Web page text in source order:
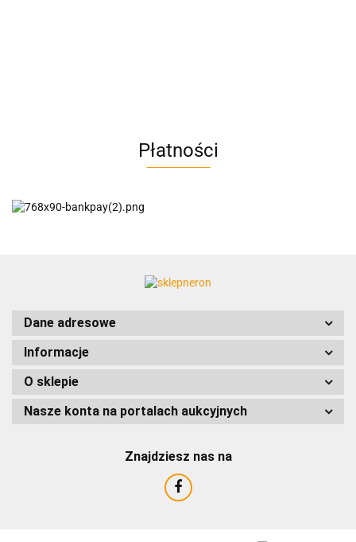
AC EasyLine
Płatności
Dane adresowe
Informacje
O sklepie
Nasze konta na portalach aukcyjnych
Znajdziesz nas na